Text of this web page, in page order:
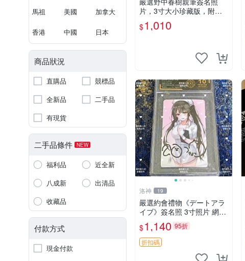
馬祖 美國 加拿大
香港 中國 日本
商品狀況
直購品
競標品
全新品
二手品
有現貨
二手品條件 NEW
福利品
近全新
八成新
出清品
收藏品
付款方式
現金付款
片，3寸大小珍藏版，附原
裝卡磚。青春探偵迷必收！
青春時代、探案主題 現場簽
$1,010
洛神 19
嚴選約會禮物《デートアラ
イブ》簽名照 3寸照片 網路
原圖 實物美 希望與你見面
デートアライブ 簽名照 收
藏品
$1,140 95折
折扣碼